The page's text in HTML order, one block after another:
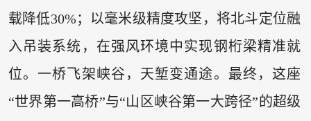
载降低30%；以毫米级精度攻坚，将北斗定位融
入吊装系统，在强风环境中实现钢桁梁精准就
位。一桥飞架峡谷，天堑变通途。最终，这座
“世界第一高桥”与“山区峡谷第一大跨径”的超级